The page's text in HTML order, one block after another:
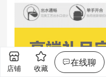
店铺 收藏
在线聊